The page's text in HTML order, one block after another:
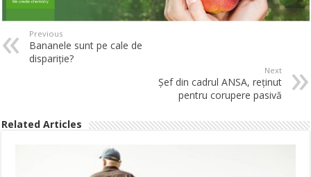
Previous
Bananele sunt pe cale de
dispariţie?
Next
Şef din cadrul ANSA, reţinut
pentru corupere pasivă
Related Articles